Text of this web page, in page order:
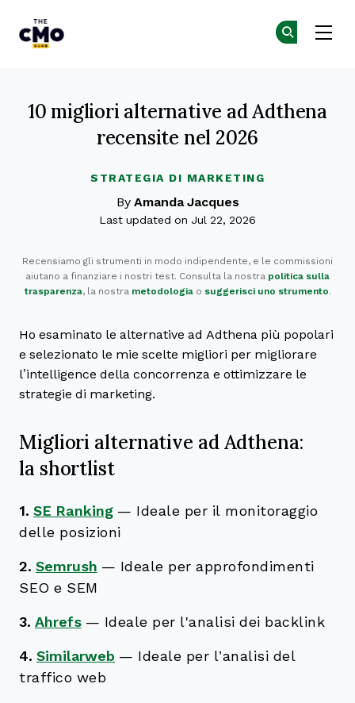
STRATEGIA DI MARKETING
10 migliori alternative ad Adthena
recensite nel 2026
By Amanda Jacques
Last updated on Jul 22, 2026
Recensiamo gli strumenti in modo indipendente, e le commissioni
aiutano a finanziare i nostri test. Consulta la nostra politica sulla
trasparenza, la nostra metodologiao suggerisci uno strumento.
Ho esaminato le alternative ad Adthena più popolari
e selezionato le mie scelte migliori per migliorare
l’intelligence della concorrenza e ottimizzare le
strategie di marketing.
Migliori alternative ad Adthena:
la shortlist
1. SE Ranking — Ideale per il monitoraggio
delle posizioni
2. Semrush — Ideale per approfondimenti
SEO e SEM
3. Ahrefs — Ideale per l'analisi dei backlink
4. Similarweb — Ideale per l’analisi del
traffico web